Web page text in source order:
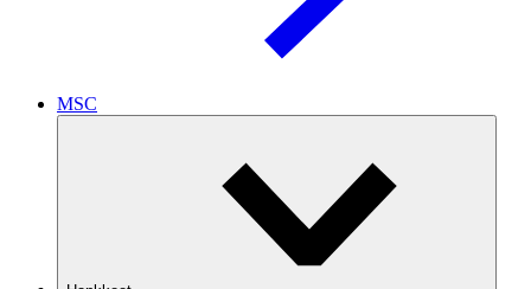
MSC